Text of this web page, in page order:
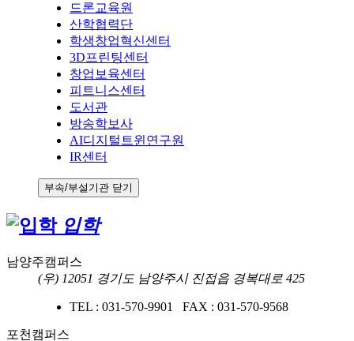
드론교육원
산학협력단
학생창업혁신센터
3D프린팅센터
창업보육센터
피트니스센터
도서관
방송학보사
AI디지털트윈연구원
IR센터
부속/부설기관 닫기
입학
남양주캠퍼스
(우) 12051 경기도 남양주시 진접읍 경복대로 425
TEL : 031-570-9901 FAX : 031-570-9568
포천캠퍼스